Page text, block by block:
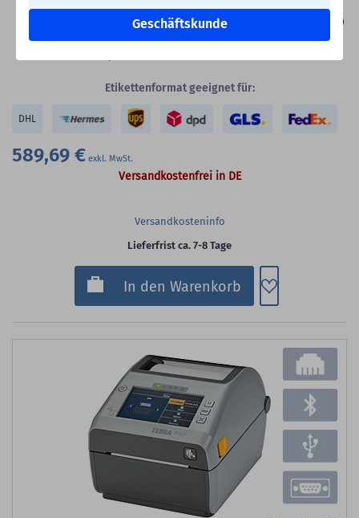
Geschäftskunde
Bluetooth, LAN, USB, USB-Host, seriell (RS-232)
Verbrauchsmaterial:1200 lfm Thermodirektetiketten auf 12
Etikettenformat geeignet für:
DHL
589,69 €
Versandkostenfrei in DE
Versandkosteninfo
Lieferfrist ca. 7-8 Tage
In den Warenkorb Zum